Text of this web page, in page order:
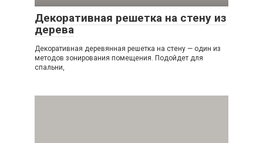
Декоративная решетка на стену из
дерева
Декоративная деревянная решетка на стену — один из
методов зонирования помещения. Подойдет для
спальни,